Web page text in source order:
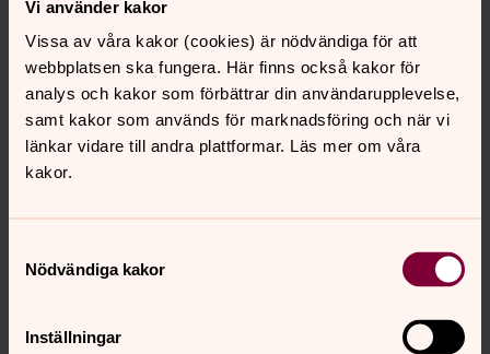
Vi använder kakor
Vissa av våra kakor (cookies) är nödvändiga för att
webbplatsen ska fungera. Här finns också kakor för
analys och kakor som förbättrar din användarupplevelse,
samt kakor som används för marknadsföring och när vi
länkar vidare till andra plattformar. Läs mer om våra
kakor.
Nödvändiga kakor
Inställningar
Senast ändrad 1 juni 2026
Synpunkter eller frågor på sidans
svardsjo.pastorat@svenskakyrkan.se
Dela